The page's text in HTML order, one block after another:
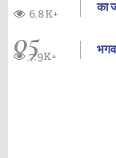
का
6.8K+
057.9K+